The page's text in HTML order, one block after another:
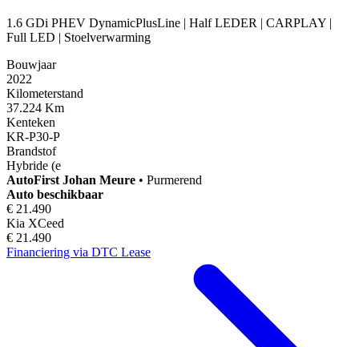
1.6 GDi PHEV DynamicPlusLine | Half LEDER | CARPLAY |
Full LED | Stoelverwarming
Bouwjaar
2022
Kilometerstand
37.224 Km
Kenteken
KR-P30-P
Brandstof
Hybride (e
AutoFirst Johan Meure • Purmerend
Auto beschikbaar
€ 21.490
Kia XCeed
€ 21.490
Financiering via DTC Lease